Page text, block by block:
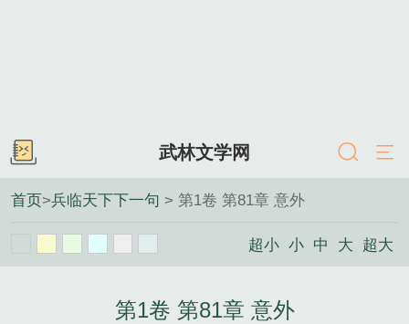
武林文学网
首页>兵临天下下一句 > 第1卷 第81章 意外
超小 小 中 大 超大
第1卷 第81章 意外